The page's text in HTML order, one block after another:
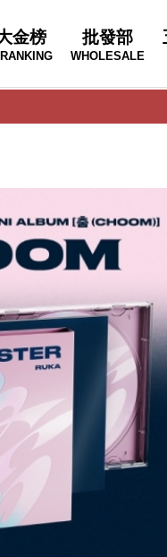
金榜 批發部
WHOLESALE